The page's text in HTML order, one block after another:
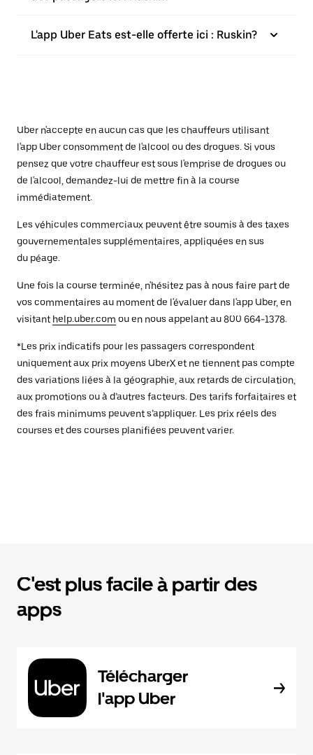
L'app Uber Eats est-elle offerte ici : Ruskin?
Uber n'accepte en aucun cas que les chauffeurs utilisant
l'app Uber consomment de l'alcool ou des drogues. Si vous
pensez que votre chauffeur est sous l'emprise de drogues ou
de l'alcool, demandez-lui de mettre fin à la course
immédiatement.
Les véhicules commerciaux peuvent être soumis à des taxes
gouvernementales supplémentaires, appliquées en sus
du péage.
Une fois la course terminée, n'hésitez pas à nous faire part de
vos commentaires au moment de l'évaluer dans l'app Uber, en
visitant help.uber.com ou en nous appelant au 800 664-1378.
*Les prix indicatifs pour les passagers correspondent
uniquement aux prix moyens UberX et ne tiennent pas compte
des variations liées à la géographie, aux retards de circulation,
aux promotions ou à d’autres facteurs. Des tarifs forfaitaires et
des frais minimums peuvent s’appliquer. Les prix réels des
courses et des courses planifiées peuvent varier.
C'est plus facile à partir des
apps
Télécharger
l'app Uber